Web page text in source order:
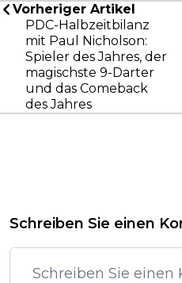
Vorheriger Artikel
PDC-Halbzeitbilanz
mit Paul Nicholson:
Spieler des Jahres, der
magischste 9-Darter
und das Comeback
des Jahres
Schreiben Sie einen